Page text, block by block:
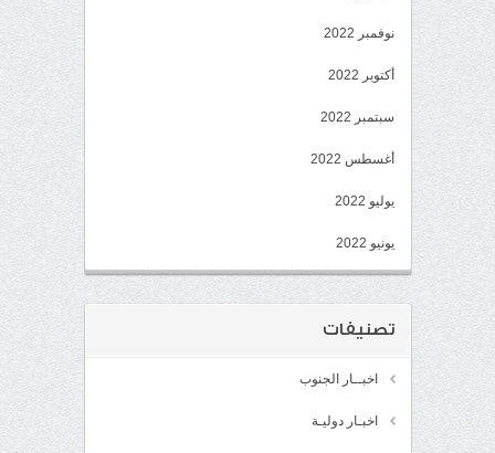
نوفمبر 2022
أكتوبر 2022
سبتمبر 2022
أغسطس 2022
يوليو 2022
يونيو 2022
تصنيفات
اخبــار الجنوب
اخبـار دوليـة